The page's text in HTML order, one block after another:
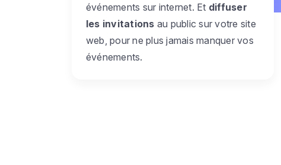
événements sur internet. Et diffuser
les invitations au public sur votre site
web, pour ne plus jamais manquer vos
événements.